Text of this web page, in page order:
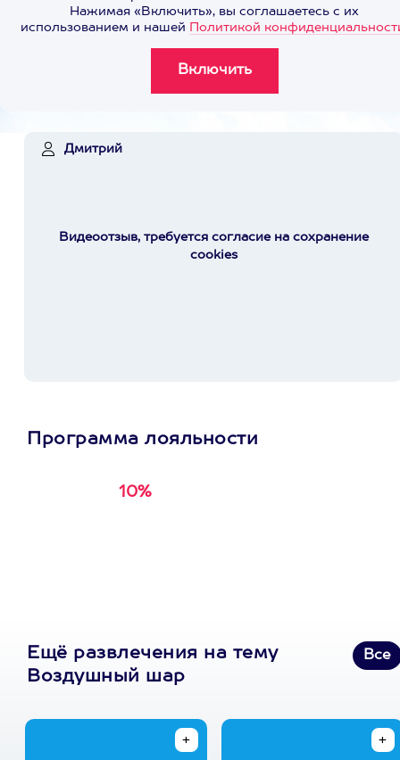
Нажимая «Включить», вы соглашаетесь с их
использованием и нашей Политикой
Дмитрий
Видеоотзыв, требуется согласие на сохранение
cookies
Программа лояльности
10%
Ещё развлечения на тему
Воздушный шар
Все